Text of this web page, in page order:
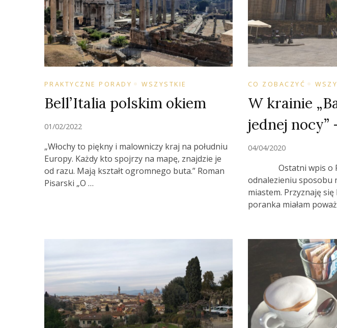
PRAKTYCZNE PORADY WSZYSTKIE
Bell’Italia polskim okiem
01/02/2022
„Włochy to piękny i malowniczy kraj na południu
Europy. Każdy kto spojrzy na mapę, znajdzie je
od razu. Mają kształt ogromnego buta.” Roman
Pisarski „O …
CO ZOBACZYĆ
W krainie
jednej nocy”
04/04/2020
Ostatni wpis o
odnalezieniu sposobu
miastem. Przyznaję
poranka miałam